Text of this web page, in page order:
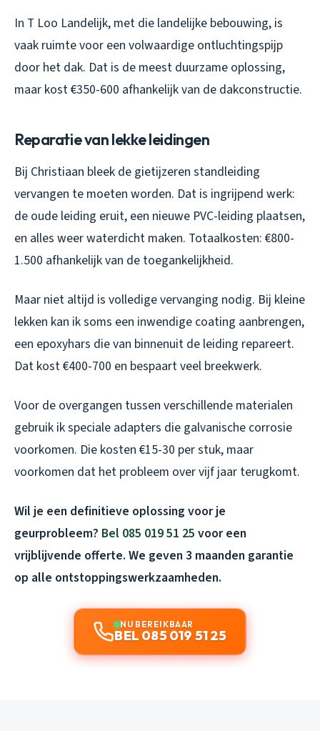
In T Loo Landelijk, met die landelijke bebouwing, is
vaak ruimte voor een volwaardige ontluchtingspijp
door het dak. Dat is de meest duurzame oplossing,
maar kost €350-600 afhankelijk van de dakconstructie.
Reparatie van lekke leidingen
Bij Christiaan bleek de gietijzeren standleiding
vervangen te moeten worden. Dat is ingrijpend werk:
de oude leiding eruit, een nieuwe PVC-leiding plaatsen,
en alles weer waterdicht maken. Totaalkosten: €800-
1.500 afhankelijk van de toegankelijkheid.
Maar niet altijd is volledige vervanging nodig. Bij kleine
lekken kan ik soms een inwendige coating aanbrengen,
een epoxyhars die van binnenuit de leiding repareert.
Dat kost €400-700 en bespaart veel breekwerk.
Voor de overgangen tussen verschillende materialen
gebruik ik speciale adapters die galvanische corrosie
voorkomen. Die kosten €15-30 per stuk, maar
voorkomen dat het probleem over vijf jaar terugkomt.
Wil je een definitieve oplossing voor je
geurprobleem? Bel 085 019 51 25 voor een
vrijblijvende offerte. We geven 3 maanden garantie
op alle ontstoppingswerkzaamheden.
NU BEREIKBAAR
BEL 085 019 51 25